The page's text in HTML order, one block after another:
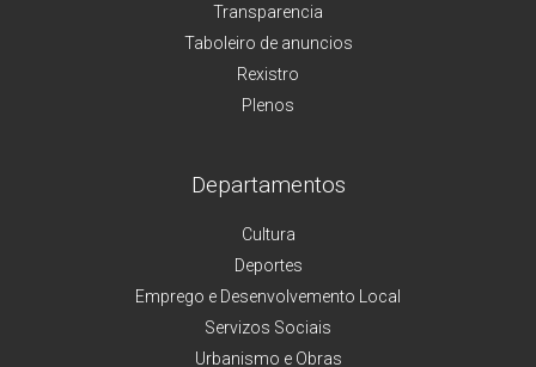
Transparencia
Taboleiro de anuncios
Rexistro
Plenos
Departamentos
Cultura
Deportes
Emprego e Desenvolvemento Local
Servizos Sociais
Urbanismo e Obras